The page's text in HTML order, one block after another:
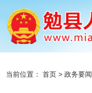
当前位置： 首页 > 政务要闻